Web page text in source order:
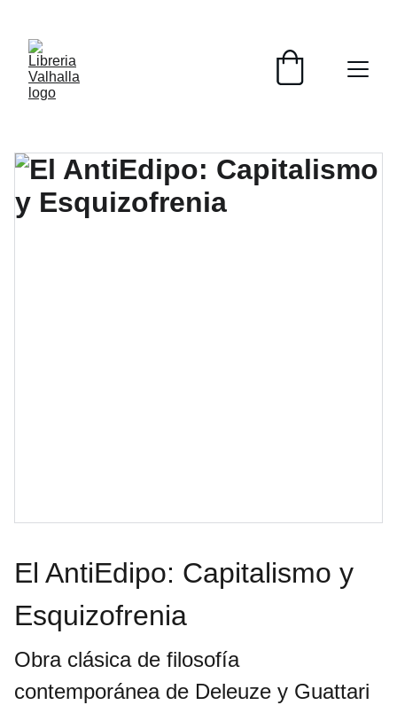
El AntiEdipo: Capitalismo y
Esquizofrenia
Obra clásica de filosofía
contemporánea de Deleuze y Guattari